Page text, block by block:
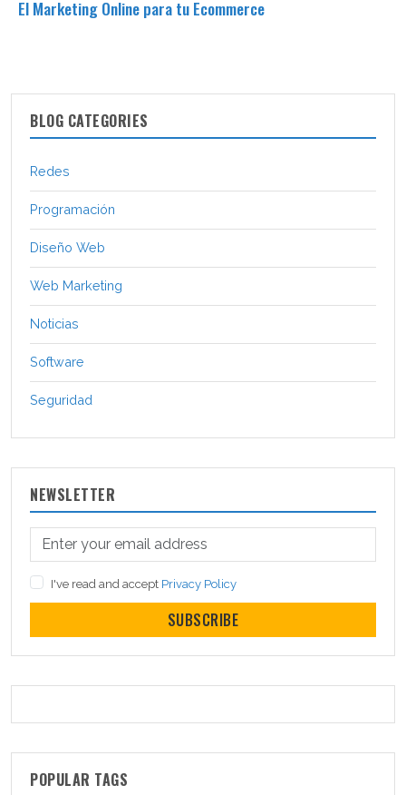
El Marketing Online para tu Ecommerce
BLOG CATEGORIES
Redes
Programación
Diseño Web
Web Marketing
Noticias
Software
Seguridad
NEWSLETTER
I've read and accept Privacy Policy
SUBSCRIBE
POPULAR TAGS